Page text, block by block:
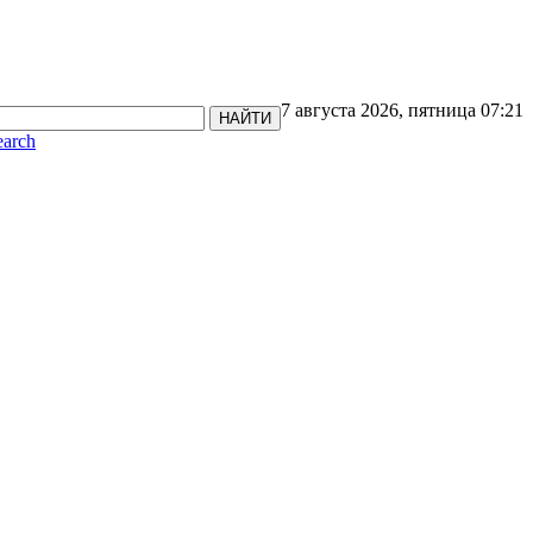
7 августа 2026, пятница 07:21
НАЙТИ